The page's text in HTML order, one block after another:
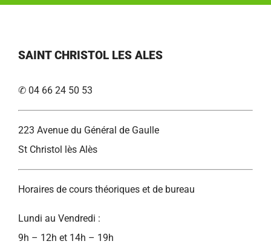
SAINT CHRISTOL LES ALES
✆ 04 66 24 50 53
223 Avenue du Général de Gaulle
St Christol lès Alès
Horaires de cours théoriques et de bureau
Lundi au Vendredi :
9h – 12h et 14h – 19h